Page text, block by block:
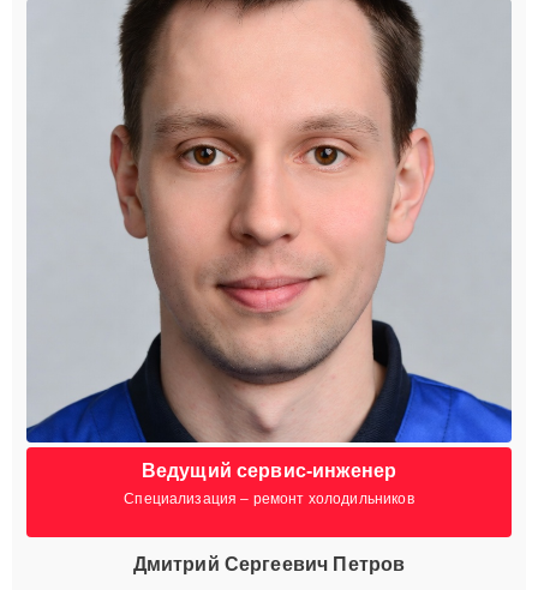
Ведущий сервис-инженер
Специализация – ремонт холодильников
Дмитрий Сергеевич Петров